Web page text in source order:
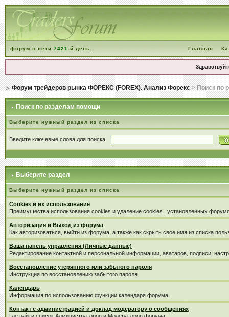
форум в сети 7421 -й день. Главная
Форум трейдеров рынка ФОРЕКС (FOREX). Анализ Форекс> Поиск по
Поиск по разделам помощи
Выберите нужный раздел из списка
Введите ключевые слова для поиска
Выберите раздел
Выберите нужный раздел из списка
Cookies и их использование
Преимущества использования cookies и удаление cookies , установленных
Авторизация и Выход из форума
Как авторизоваться, выйти из форума, а также как скрыть свое имя из списка
Ваша панель управления (Личные данные)
Редактирование контактной и персональной информации, аватаров, подписи,
Восстановление утерянного или забытого пароля
Инструкция по восстановлению забытого пароля.
Календарь
Информация по использованию функции календаря форума.
Контакт с администрацией и доклад модератору о сообщениях